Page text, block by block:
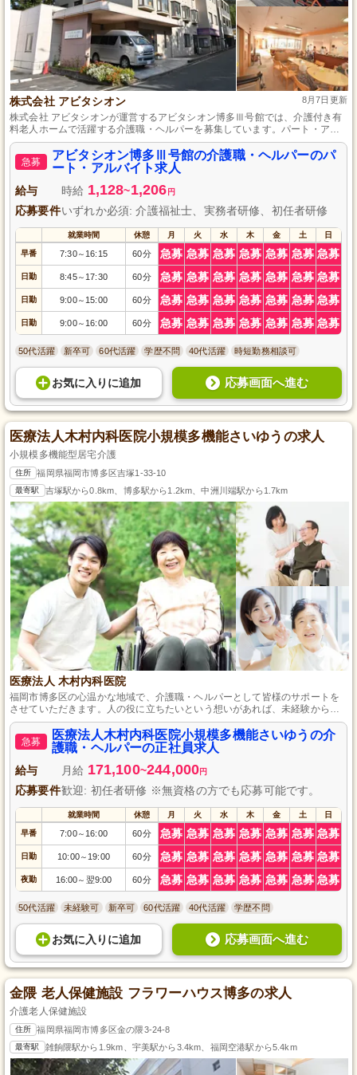
株式会社 アビタシオン 8月7日更新
株式会社 アビタシオンが運営するアビタシオン博多Ⅲ号館では、介護付き有
料老人ホームで活躍する介護職・ヘルパーを募集しています。パート・アル
バイトとして、温かみのある環境でお年寄りの生活をサポートするお仕事で
す。未経験の方も歓迎いたします。アットホームな職場で一緒に働きません
か？ご応募をお待ちしております。
急募
アビタシオン博多Ⅲ号館の介護職・ヘルパーのパ
ート・アルバイト求人
給与 時給 1,128~1,206 円
応募要件いずれか必須: 介護福祉士、実務者研修、初任者研修
就業時間 休憩 月 火 水 木 金 土 日
早番 7:30～ 16:15 60分 急募 急募 急募 急募 急募 急募 急募
日勤 8:45～ 17:30 60分 急募 急募 急募 急募 急募 急募 急募
日勤 9:00～ 15:00 60分 急募 急募 急募 急募 急募 急募 急募
日勤 9:00～ 16:00 60分 急募 急募 急募 急募 急募 急募 急募
50代活躍 新卒可 60代活躍 学歴不問 40代活躍 時短勤務相談可
お気に入り に追加 応募画面へ進む
医療法人木村内科医院小規模多機能さいゆうの求人
小規模多機能型居宅介護
住所 福岡県福岡市博多区吉塚1-33-10
最寄駅 吉塚駅から0.8km、博多駅から1.2km、中洲川端駅から1.7km
医療法人 木村内科医院
福岡市博多区の心温かな地域で、介護職・ヘルパーとして皆様のサポートを
させていただきます。人の役に立ちたいという想いがあれば、未経験からで
も全力でバックアップし、自分らしい生活をサポートする仕事に携われま
す。安心して長く働ける環境を整え、充実した福利厚生もご用意していま
す。急募
医療法人木村内科医院小規模多機能さいゆうの介
護職・ヘルパーの正社員求人
給与 月給 171,100~244,000円
応募要件歓迎: 初任者研修 ※無資格の方でも応募可能です。
就業時間 休憩 月 火 水 木 金 土 日
早番 7:00～ 16:00 60分 急募 急募 急募 急募 急募 急募 急募
日勤 10:00～ 19:00 60分 急募 急募 急募 急募 急募 急募 急募
夜勤 16:00～ 翌9:00 60分 急募 急募 急募 急募 急募 急募 急募
50代活躍 未経験可 新卒可 60代活躍 40代活躍 学歴不問
お気に入り に追加 応募画面へ進む
金隈 老人保健施設 フラワーハウス博多の求人
介護老人保健施設
住所 福岡県福岡市博多区金の隈3-24-8
最寄駅 雑餉隈駅から1.9km、宇美駅から3.4km、福岡空港駅から5.4km